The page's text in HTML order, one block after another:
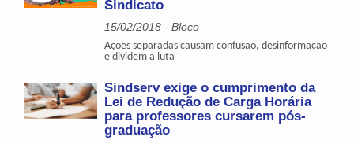
Sindicato
15/02/2018 - Bloco
Ações separadas causam confusão, desinformação
e dividem a luta
Sindserv exige o cumprimento da
Lei de Redução de Carga Horária
para professores cursarem pós-
graduação